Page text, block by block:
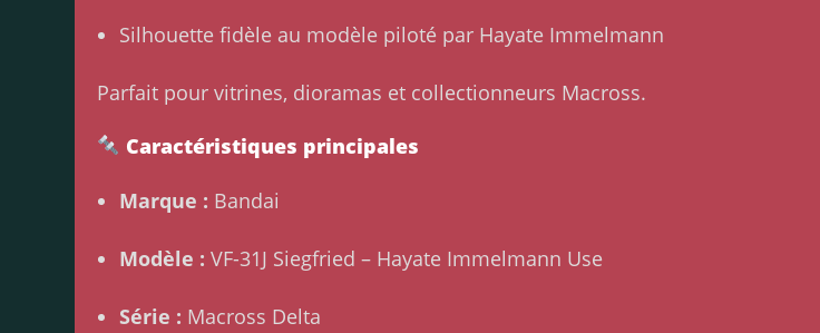
Silhouette fidèle au modèle piloté par Hayate Immelmann
Parfait pour vitrines, dioramas et collectionneurs Macross.
Caractéristiques principales
Marque : Bandai
Modèle : VF-31J Siegfried – Hayate Immelmann Use
Série : Macross Delta